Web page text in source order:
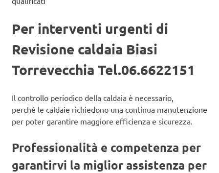
Per interventi urgenti di
Revisione caldaia Biasi
Torrevecchia Tel.06.6622151
Il controllo periodico della caldaia è necessario,
perché le caldaie richiedono una continua manutenzione
per poter garantire maggiore efficienza e sicurezza.
Professionalità e competenza per
garantirvi la miglior assistenza per